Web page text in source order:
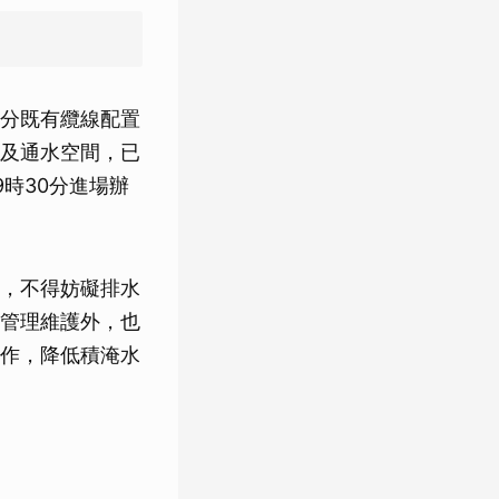
既有纜線配置
通水空間，已
30分進場辦
不得妨礙排水
理維護外，也
，降低積淹水